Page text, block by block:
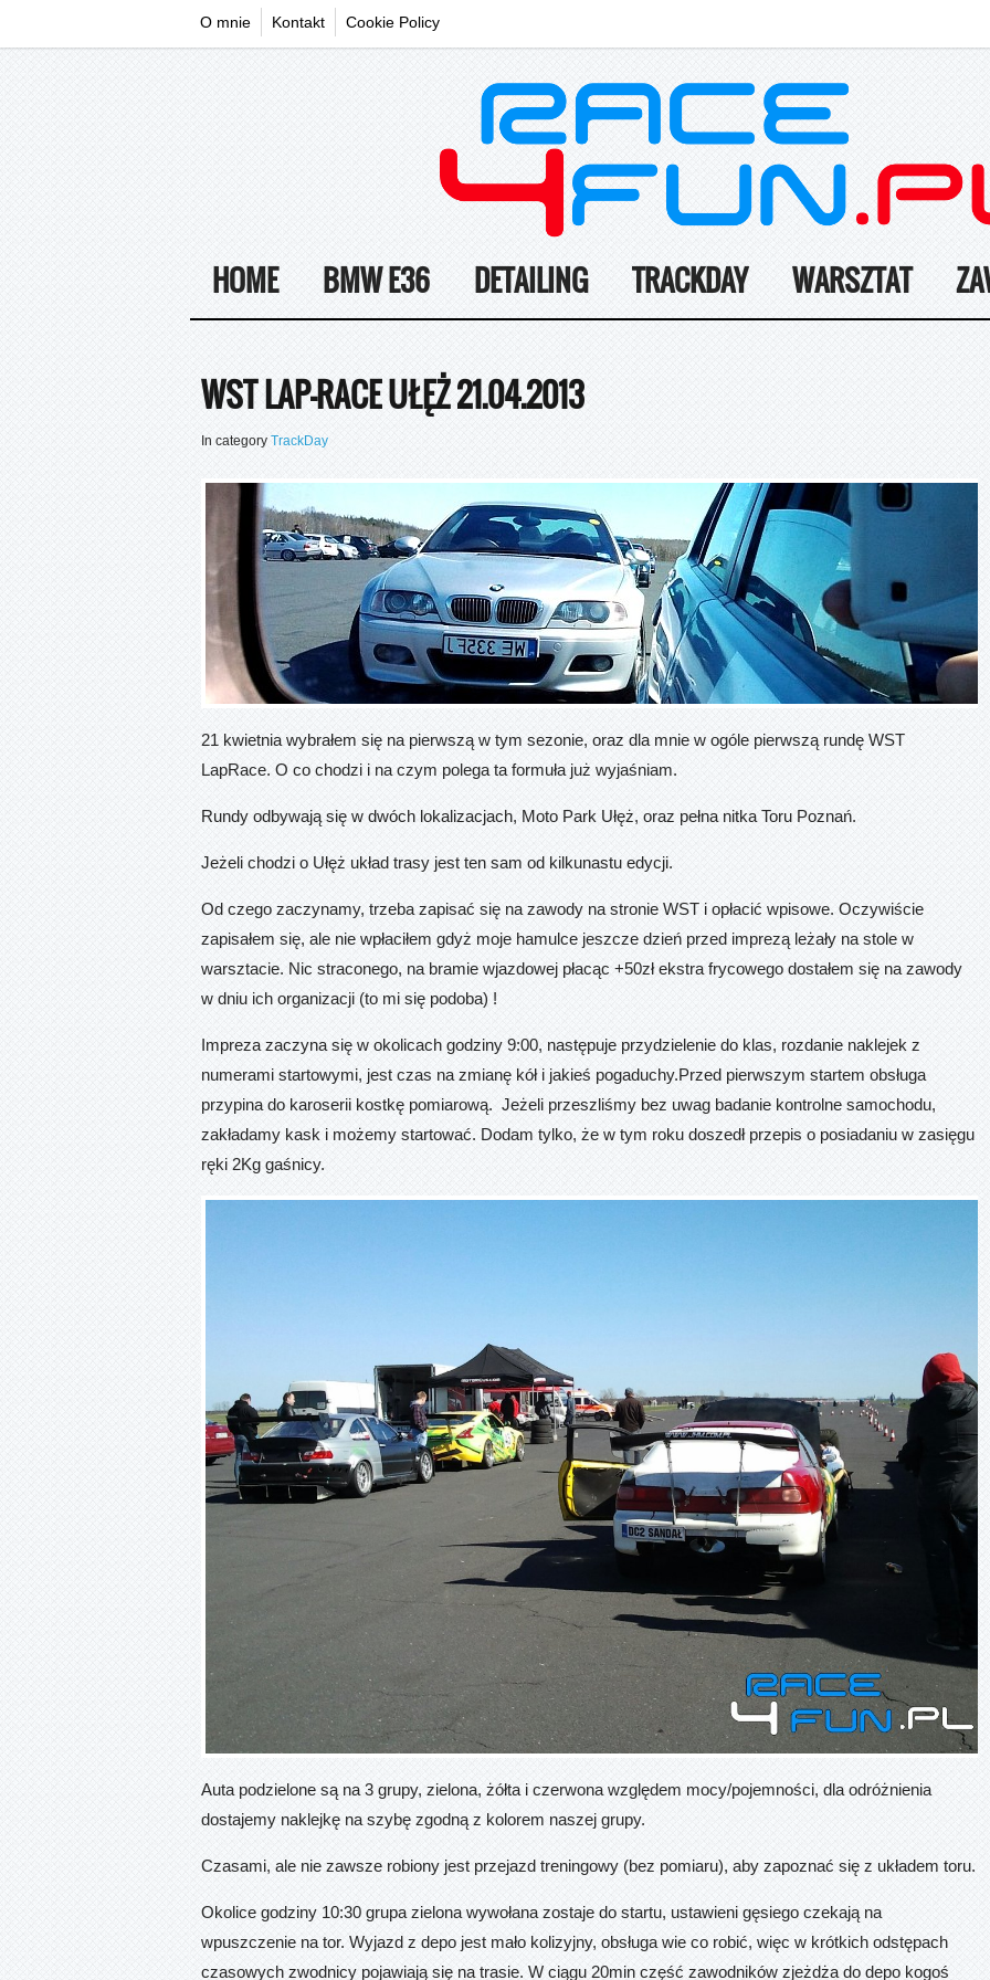
O mnie Kontakt Cookie Policy
HOME BMW E36 DETAILING TRACKDAY WARSZTAT
WST LAP-RACE UŁĘŻ 21.04.2013
In category TrackDay
21 kwietnia wybrałem się na pierwszą w tym sezonie, oraz dla mnie w ogóle pierwszą rundę WST
LapRace. O co chodzi i na czym polega ta formuła już wyjaśniam.
Rundy odbywają się w dwóch lokalizacjach, Moto Park Ułęż, oraz pełna nitka Toru Poznań.
Jeżeli chodzi o Ułęż układ trasy jest ten sam od kilkunastu edycji.
Od czego zaczynamy, trzeba zapisać się na zawody na stronie WST i opłacić wpisowe. Oczywiście
zapisałem się, ale nie wpłaciłem gdyż moje hamulce jeszcze dzień przed imprezą leżały na stole w
warsztacie. Nic straconego, na bramie wjazdowej płacąc +50zł ekstra frycowego dostałem się na zawody
w dniu ich organizacji (to mi się podoba) !
Impreza zaczyna się w okolicach godziny 9:00, następuje przydzielenie do klas, rozdanie naklejek z
numerami startowymi, jest czas na zmianę kół i jakieś pogaduchy.Przed pierwszym startem obsługa
przypina do karoserii kostkę pomiarową. Jeżeli przeszliśmy bez uwag badanie kontrolne samochodu,
zakładamy kask i możemy startować. Dodam tylko, że w tym roku doszedł przepis o posiadaniu w zasięgu
ręki 2Kg gaśnicy.
Auta podzielone są na 3 grupy, zielona, żółta i czerwona względem mocy/pojemności, dla odróżnienia
dostajemy naklejkę na szybę zgodną z kolorem naszej grupy.
Czasami, ale nie zawsze robiony jest przejazd treningowy (bez pomiaru), aby zapoznać się z układem toru.
Okolice godziny 10:30 grupa zielona wywołana zostaje do startu, ustawieni gęsiego czekają na
wpuszczenie na tor. Wyjazd z depo jest mało kolizyjny, obsługa wie co robić, więc w krótkich odstępach
czasowych zwodnicy pojawiają się na trasie. W ciągu 20min część zawodników zjeżdża do depo kogoś